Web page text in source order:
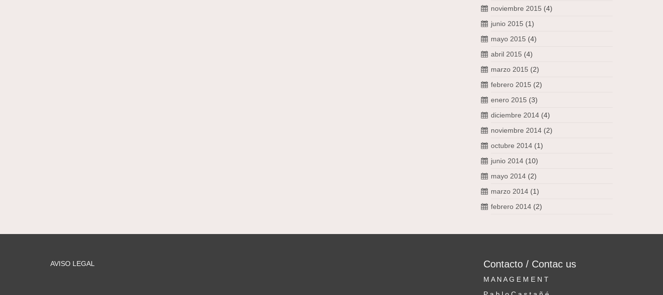
noviembre 2015 (4)
junio 2015 (1)
mayo 2015 (4)
abril 2015 (4)
marzo 2015 (2)
febrero 2015 (2)
enero 2015 (3)
diciembre 2014(4)
noviembre 2014(2)
octubre 2014(1)
junio 2014(10)
mayo 2014(2)
marzo 2014(1)
febrero 2014(2)
AVISO LEGAL Contacto / Contac us
M A N A G E M E N T